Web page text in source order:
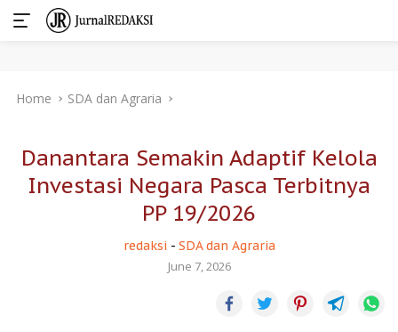
Home SDA dan Agraria
Danantara Semakin Adaptif Kelola
Investasi Negara Pasca Terbitnya
PP 19/2026
redaksi - SDA dan Agraria
June 7, 2026